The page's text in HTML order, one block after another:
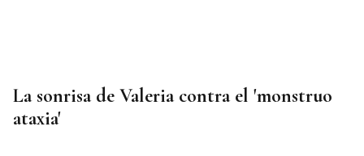
La sonrisa de Valeria contra el 'monstruo
ataxia'